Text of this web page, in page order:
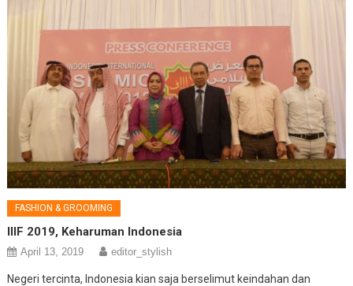
FASHION & GROOMING
IIIF 2019, Keharuman Indonesia
April 13, 2019 editor_stylish
Negeri tercinta, Indonesia kian saja berselimut keindahan dan